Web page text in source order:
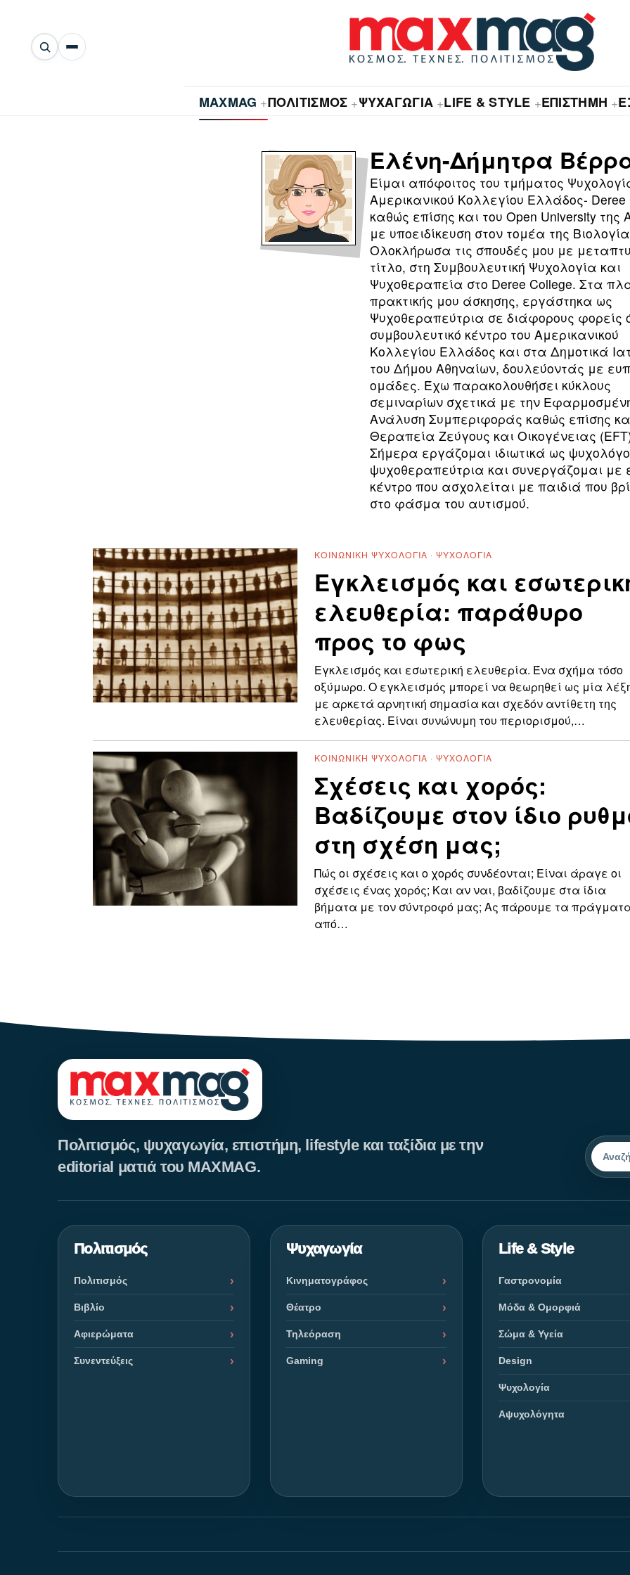
Αναζήτηση
άρθρων
MAXMAG +ΠΟΛΙΤΙΣΜΟΣ +ΨΥΧΑΓΩΓΙΑ +LIFE & STYLE +ΕΠΙΣΤΗΜΗ +
Ελένη-Δήμητρα
Είμαι απόφοιτος του τμήματος
Αμερικανικού Κολλεγίου Ελλάδος- Deree
καθώς επίσης και του Οpen University της
με υποειδίκευση στον τομέα της
Ολοκλήρωσα τις σπουδές μου με
τίτλο, στη Συμβουλευτική Ψυχολογία και
Ψυχοθεραπεία στο Deree College. Στα
πρακτικής μου άσκησης, εργάστηκα ως
Ψυχοθεραπεύτρια σε διάφορους φορείς
συμβουλευτικό κέντρο του Αμερικανικού
Κολλεγίου Ελλάδος και στα Δημοτικά
του Δήμου Αθηναίων, δουλεύοντάς με
ομάδες. Έχω παρακολουθήσει κύκλους
σεμιναρίων σχετικά με την
Ανάλυση Συμπεριφοράς καθώς επίσης
Θεραπεία Ζεύγους και Οικογένειας
Σήμερα εργάζομαι ιδιωτικά ως
ψυχοθεραπεύτρια και συνεργάζομαι με
κέντρο που ασχολείται με παιδιά που
στο φάσμα του αυτισμού.
ΚΟΙΝΩΝΙΚΉ ΨΥΧΟΛΟΓΊΑ · ΨΥΧΟΛΟΓΊΑ
Εγκλεισμός και
ελευθερία: παράθυρο
προς το φως
Εγκλεισμός και εσωτερική ελευθερία. Ένα σχήμα τόσο
οξύμωρο. Ο εγκλεισμός μπορεί να θεωρηθεί ως μία
με αρκετά αρνητική σημασία και σχεδόν αντίθετη της
ελευθερίας. Είναι συνώνυμη του περιορισμού,…
ΚΟΙΝΩΝΙΚΉ ΨΥΧΟΛΟΓΊΑ · ΨΥΧΟΛΟΓΊΑ
Σχέσεις και χορός:
Βαδίζουμε στον ίδιο
στη σχέση μας;
Πώς οι σχέσεις και ο χορός συνδέονται; Είναι άραγε οι
σχέσεις ένας χορός; Και αν ναι, βαδίζουμε στα ίδια
βήματα με τον σύντροφό μας; Ας πάρουμε τα
από…
Πολιτισμός, ψυχαγωγία, επιστήμη, lifestyle και ταξίδια με την
editorial ματιά του MAXMAG.
Πολιτισμός
Πολιτισμός
Βιβλίο
Αφιερώματα
Συνεντεύξεις
Ψυχαγωγία
Κινηματογράφος
Θέατρο
Τηλεόραση
Gaming
Life & Style
Γαστρονομία
Μόδα & Ομορφιά
Σώμα & Υγεία
Design
Ψυχολογία
Αψυχολόγητα